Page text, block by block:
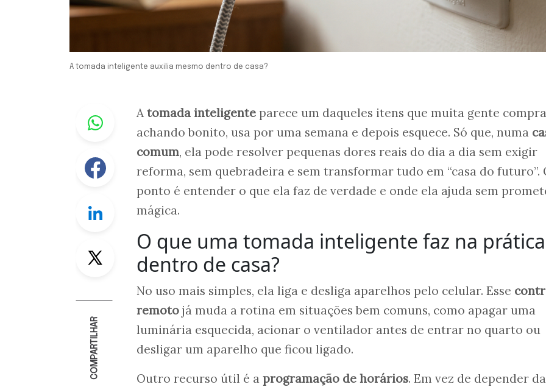
A tomada inteligente auxilia mesmo dentro de casa?
Whastapp
Facebook
Linkedin
Twitter
COMPARTILHAR
A tomada inteligente parece um daqueles itens que muita gente compra
achando bonito, usa por uma semana e depois esquece. Só que, numa
comum, ela pode resolver pequenas dores reais do dia a dia sem exigir
reforma, sem quebradeira e sem transformar tudo em “casa do futuro”.
ponto é entender o que ela faz de verdade e onde ela ajuda sem
mágica.
O que uma tomada inteligente faz na prática
dentro de casa?
No uso mais simples, ela liga e desliga aparelhos pelo celular. Esse
remoto já muda a rotina em situações bem comuns, como apagar uma
luminária esquecida, acionar o ventilador antes de entrar no quarto ou
desligar um aparelho que ficou ligado.
Outro recurso útil é a programação de horários. Em vez de depender da